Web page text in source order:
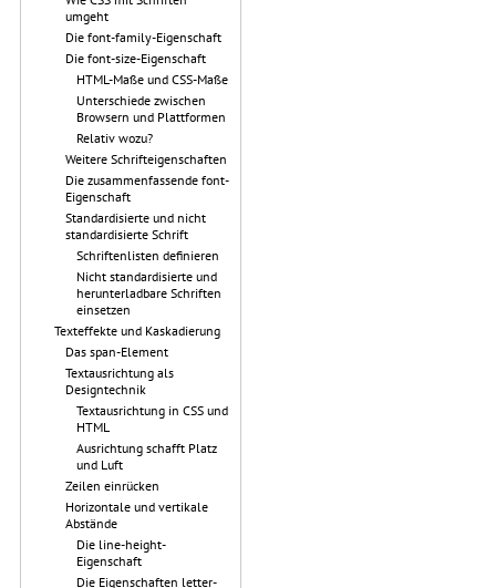
umgeht
Die font-family-Eigenschaft
Die font-size-Eigenschaft
HTML-Maße und CSS-Maße
Unterschiede zwischen
Browsern und Plattformen
Relativ wozu?
Weitere Schrifteigenschaften
Die zusammenfassende font-
Eigenschaft
Standardisierte und nicht
standardisierte Schrift
Schriftenlisten definieren
Nicht standardisierte und
herunterladbare Schriften
einsetzen
Texteffekte und Kaskadierung
Das span-Element
Textausrichtung als
Designtechnik
Textausrichtung in CSS und
HTML
Ausrichtung schafft Platz
und Luft
Zeilen einrücken
Horizontale und vertikale
Abstände
Die line-height-
Eigenschaft
Die Eigenschaften letter-